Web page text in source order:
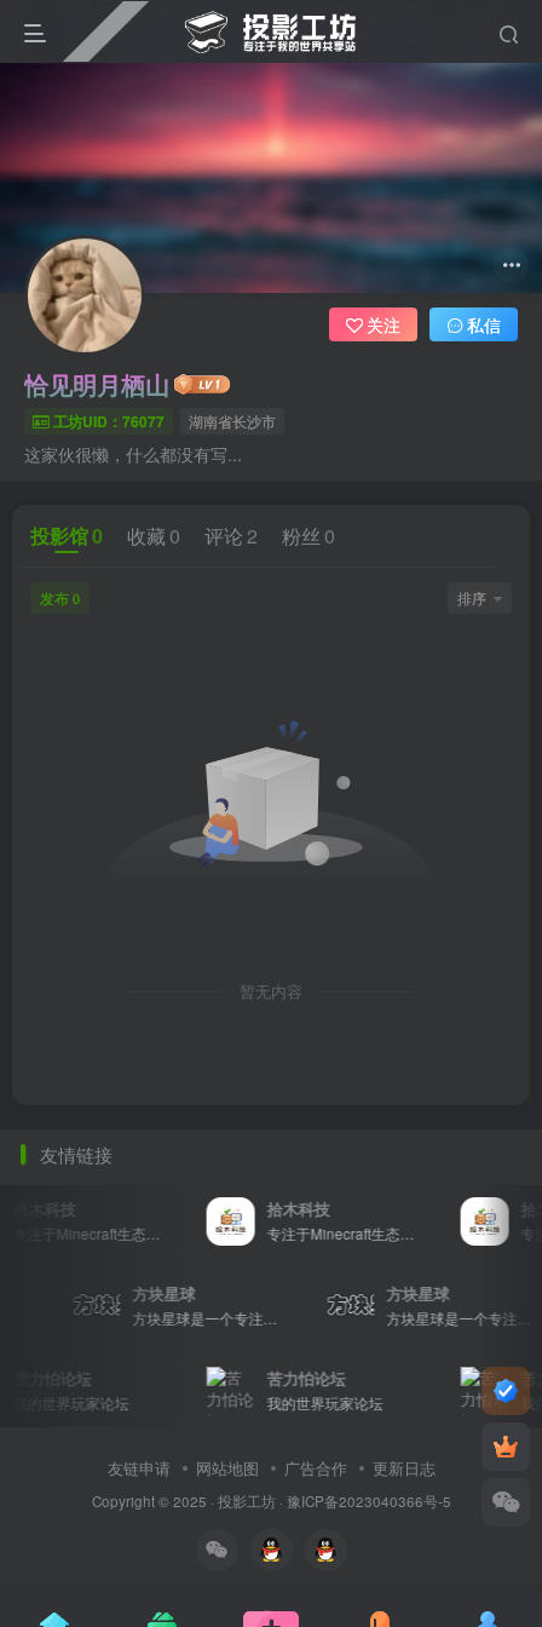
恰见明月栖山
工坊UID：76077 湖南省长沙市
这家伙很懒，什么都没有写...
关注 私信
投影馆0 收藏 0 评论 2 粉丝 0
发布 0 排序
暂无内容
友情链接
拾木科技
专注于Minecraft生态建设
拾木科技
专注于Minecraft生态建设
拾
方块星球
方块星球是一个专注于我的世界的中文论坛，提供丰富的资源分享、玩家交流和创意展示，包括地图、皮肤、数据包等内容，打造Minecraft玩家的专属社区乐园！
方块星球
方块星球是一个专注于我的世界的中文论坛，提供丰富的资源分享、玩家交流和创意展示，包括地图、皮肤、数据包等内容，打造Minecraft玩家的专属社区乐园！
苦力怕论坛
我的世界玩家论坛
苦力怕论坛
我的世界玩家论坛
苦
我
友链申请 网站地图 广告合作 更新日志
Copyright © 2025 · 投影工坊· 豫ICP备2023040366号-5